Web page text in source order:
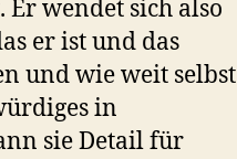
wendet sich also
er ist und das
und wie weit selbst
in
sie Detail für